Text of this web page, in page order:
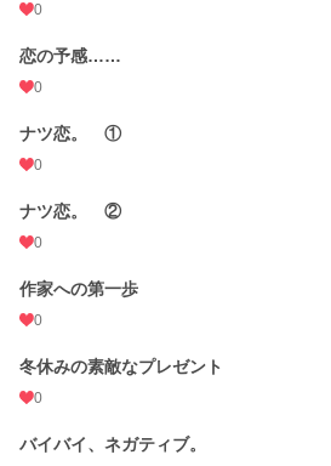
文字数
更新日時 2025.09.12 15:21
初回完結日時 2025.09.24 19:17
累計ポイント
0
恋の予感……
0
ナツ恋。 ①
0
ナツ恋。 ②
0
作家への第一歩
0
冬休みの素敵なプレゼント
0
バイバイ、ネガティブ。